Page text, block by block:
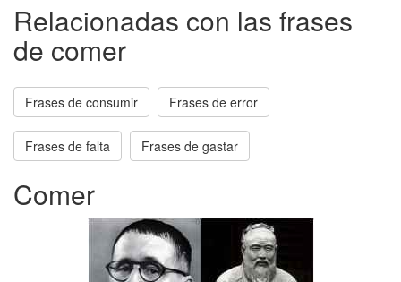
Relacionadas con las frases
de comer
Frases de consumir Frases de error
Frases de falta Frases de gastar
Comer